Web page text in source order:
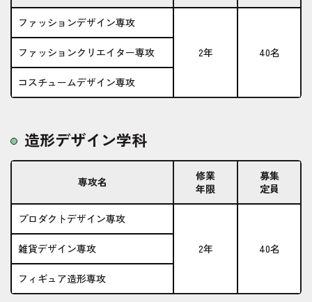
ファッションデザイン専攻
2年 40名
ファッションクリエイター専攻
コスチュームデザイン専攻
造形デザイン学科
専攻名
修業
年限
募集
定員
プロダクトデザイン専攻
2年 40名
雑貨デザイン専攻
フィギュア造形専攻